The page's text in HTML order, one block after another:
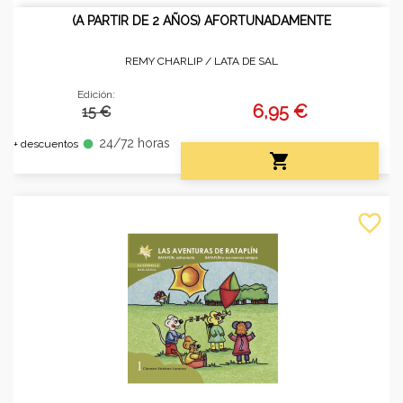
(A PARTIR DE 2 AÑOS) AFORTUNADAMENTE
REMY CHARLIP / LATA DE SAL
Edición:
15 €
+ descuentos fiber_manual_record 24/72 horas
6,95 €

favorite_border